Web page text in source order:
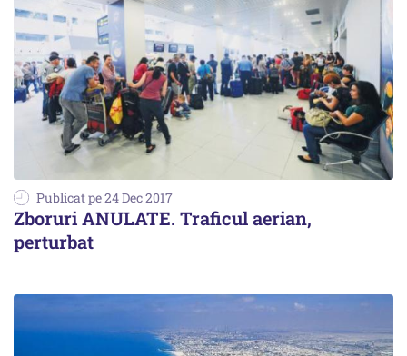
Publicat pe 24 Dec 2017
Zboruri ANULATE. Traficul aerian,
perturbat